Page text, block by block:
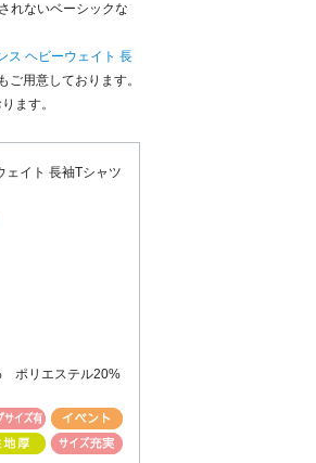
れないベーシックな
ス ヘビーウェイト 長
ご用意しております。
ます。
ェイト 長袖Tシャツ
ポリエステル20%